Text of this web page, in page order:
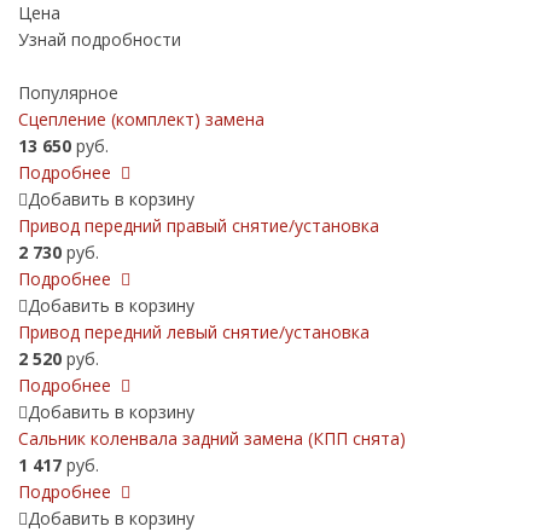
Цена
Узнай подробности
Популярное
Сцепление (комплект) замена
13 650 руб.
Подробнее
Добавить в корзину
Привод передний правый снятие/установка
2 730 руб.
Подробнее
Добавить в корзину
Привод передний левый снятие/установка
2 520 руб.
Подробнее
Добавить в корзину
Сальник коленвала задний замена (КПП снята)
1 417 руб.
Подробнее
Добавить в корзину